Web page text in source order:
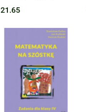
klasa 4 szkoła
podstawowa
21.65